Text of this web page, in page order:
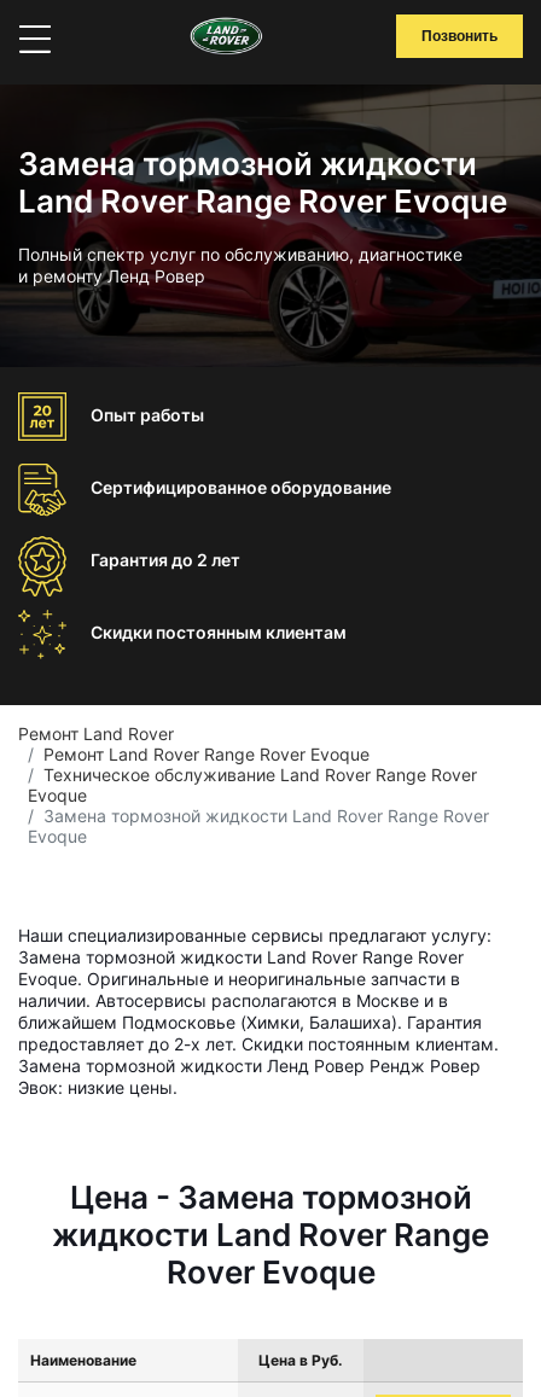
Позвонить
Замена тормозной жидкости
Land Rover Range Rover Evoque
Полный спектр услуг по обслуживанию, диагностике
и ремонту Ленд Ровер
Опыт работы
Сертифицированноеоборудование
Гарантиядо 2 лет
Скидки постоянным клиентам
Ремонт Land Rover
Ремонт Land Rover Range Rover Evoque
Техническое обслуживание Land Rover Range Rover
Evoque
Замена тормозной жидкости Land Rover Range Rover
Evoque
Наши специализированные сервисы предлагают услугу:
Замена тормозной жидкости Land Rover Range Rover
Evoque. Оригинальные и неоригинальные запчасти в
наличии. Автосервисы располагаются в Москве и в
ближайшем Подмосковье (Химки, Балашиха). Гарантия
предоставляет до 2-х лет. Скидки постоянным клиентам.
Замена тормозной жидкости Ленд Ровер Рендж Ровер
Эвок: низкие цены.
Цена - Замена тормозной
жидкости Land Rover Range
Rover Evoque
Наименование Цена в Руб.